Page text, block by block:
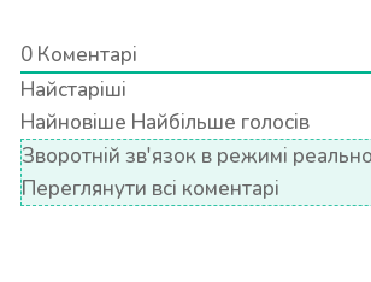
0 Коментарі
Найстаріші
Найновіше Найбільше голосів
Зворотній зв'язок в режимі
Переглянути всі коментарі